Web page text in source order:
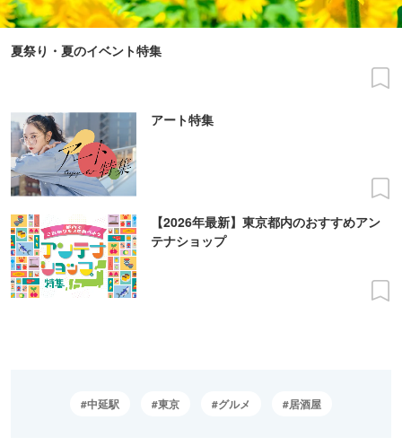
夏祭り・夏のイベント特集
アート特集
【2026年最新】東京都内のおすすめアン
テナショップ
中延駅 東京 グルメ 居酒屋